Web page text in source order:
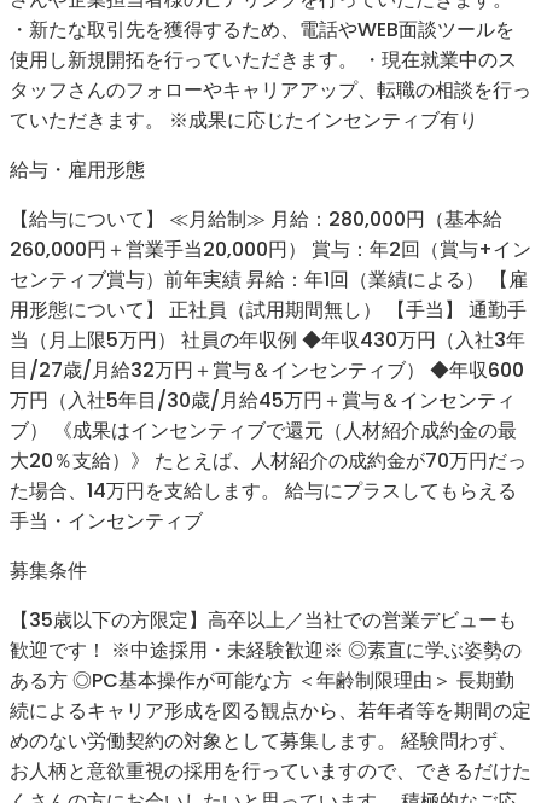
・新たな取引先を獲得するため、電話やWEB面談ツールを
使用し新規開拓を行っていただきます。 ・現在就業中のス
タッフさんのフォローやキャリアアップ、転職の相談を行っ
ていただきます。 ※成果に応じたインセンティブ有り
給与・雇用形態
【給与について】 ≪月給制≫ 月給：280,000円（基本給
260,000円＋営業手当20,000円） 賞与：年2回（賞与+イン
センティブ賞与）前年実績 昇給：年1回（業績による） 【雇
用形態について】 正社員（試用期間無し） 【手当】 通勤手
当（月上限5万円） 社員の年収例 ◆年収430万円（入社3年
目/27歳/月給32万円＋賞与＆インセンティブ） ◆年収600
万円（入社5年目/30歳/月給45万円＋賞与＆インセンティ
ブ） 《成果はインセンティブで還元（人材紹介成約金の最
大20％支給）》 たとえば、人材紹介の成約金が70万円だっ
た場合、14万円を支給します。 給与にプラスしてもらえる
手当・インセンティブ
募集条件
【35歳以下の方限定】高卒以上／当社での営業デビューも
歓迎です！ ※中途採用・未経験歓迎※ ◎素直に学ぶ姿勢の
ある方 ◎PC基本操作が可能な方 ＜年齢制限理由＞ ⻑期勤
続によるキャリア形成を図る観点から、若年者等を期間の定
めのない労働契約の対象として募集します。 経験問わず、
お⼈柄と意欲重視の採⽤を⾏っていますので、できるだけた